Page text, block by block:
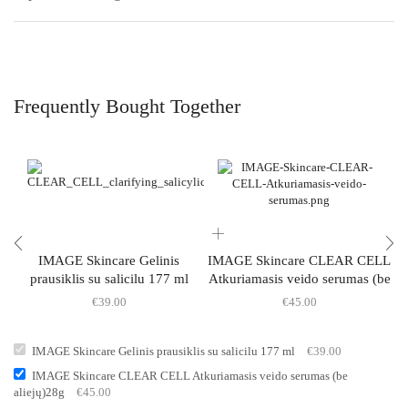
Frequently Bought Together
IMAGE Skincare Gelinis
prausiklis su salicilu 177 ml
€39.00
IMAGE Skincare CLEAR CELL
Atkuriamasis veido serumas (be
aliejų)28g
€45.00
IMAGE Skincare Gelinis prausiklis su salicilu 177 ml €39.00
IMAGE Skincare CLEAR CELL Atkuriamasis veido serumas (be
aliejų)28g
€45.00